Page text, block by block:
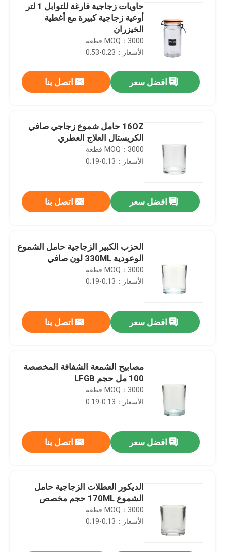
المنتجات
حولنا
حاويات زجاجية فارغة للتوابل 1 لتر
أوعية زجاجية كبيرة مع أغطية
الخيزران
MOQ：3000 قطعة
الأسعار：0.23-0.53
افضل سعر اتصل بنا
16OZ حامل شموع زجاجي صافي
الكريستال العلاج العطري
MOQ：3000 قطعة
الأسعار：0.13-0.19
افضل سعر اتصل بنا
الحزب الكبير الزجاجية حامل الشموع
الوعودية 330ML لون صافي
MOQ：3000 قطعة
الأسعار：0.13-0.19
افضل سعر اتصل بنا
مصابيح الشمعة الشفافة المخصصة
100 مل حجم LFGB
MOQ：3000 قطعة
الأسعار：0.13-0.19
افضل سعر اتصل بنا
الديكور العطلات الزجاجية حامل
الشموع 170ML حجم مخصص
MOQ：3000 قطعة
الأسعار：0.13-0.19